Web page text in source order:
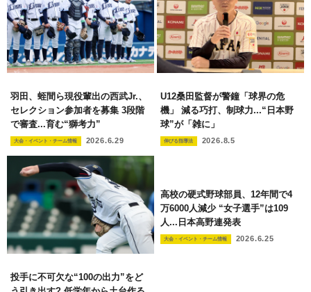
羽田、蛭間ら現役輩出の西武Jr.、
セレクション参加者を募集 3段階
で審査...育む“獅考力”
大会・イベント・チーム情報 2026.6.29
U12桑田監督が警鐘「球界の危
機」 減る巧打、制球力...“日本野
球”が「雑に」
伸びる指導法 2026.8.5
投手に不可欠な“100の出力”をど
高校の硬式野球部員、12年間で4
万6000人減少 “女子選手”は109
人...日本高野連発表
大会・イベント・チーム情報 2026.6.25